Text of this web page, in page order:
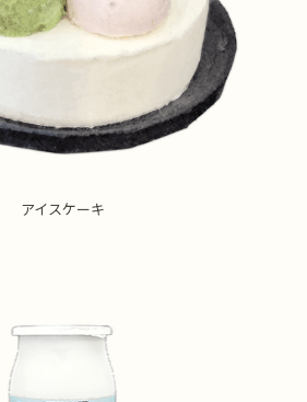
アイスケーキ